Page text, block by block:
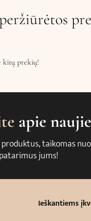
kitų prekių!
apie
taikomas
jums!
Ieškantiems